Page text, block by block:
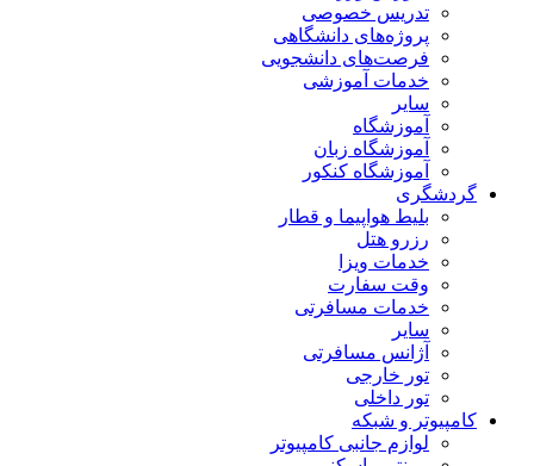
تدریس خصوصی
پروژه‌های دانشگاهی
فرصت‌های دانشجویی
خدمات آموزشی
سایر
آموزشگاه
آموزشگاه زبان
آموزشگاه کنکور
گردشگری
بلیط هواپیما و قطار
رزرو هتل
خدمات ویزا
وقت سفارت
خدمات مسافرتی
سایر
آژانس مسافرتی
تور خارجی
تور داخلی
کامپیوتر و شبکه
لوازم جانبی کامپیوتر